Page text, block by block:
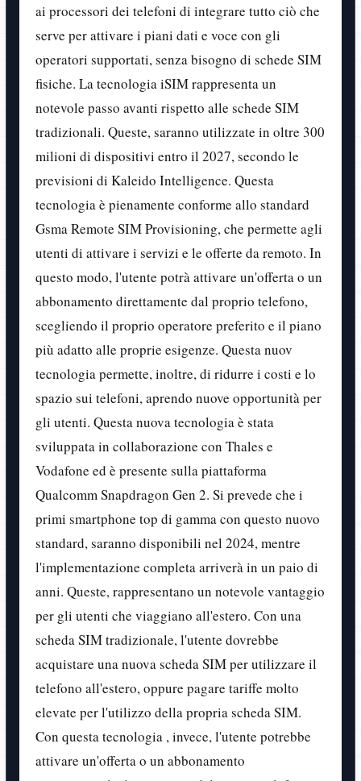
ai processori dei telefoni di integrare tutto ciò che
serve per attivare i piani dati e voce con gli
operatori supportati, senza bisogno di schede SIM
fisiche. La tecnologia iSIM rappresenta un
notevole passo avanti rispetto alle schede SIM
tradizionali. Queste, saranno utilizzate in oltre 300
milioni di dispositivi entro il 2027, secondo le
previsioni di Kaleido Intelligence. Questa
tecnologia è pienamente conforme allo standard
Gsma Remote SIM Provisioning, che permette agli
utenti di attivare i servizi e le offerte da remoto. In
questo modo, l'utente potrà attivare un'offerta o un
abbonamento direttamente dal proprio telefono,
scegliendo il proprio operatore preferito e il piano
più adatto alle proprie esigenze. Questa nuov
tecnologia permette, inoltre, di ridurre i costi e lo
spazio sui telefoni, aprendo nuove opportunità per
gli utenti. Questa nuova tecnologia è stata
sviluppata in collaborazione con Thales e
Vodafone ed è presente sulla piattaforma
Qualcomm Snapdragon Gen 2. Si prevede che i
primi smartphone top di gamma con questo nuovo
standard, saranno disponibili nel 2024, mentre
l'implementazione completa arriverà in un paio di
anni. Queste, rappresentano un notevole vantaggio
per gli utenti che viaggiano all'estero. Con una
scheda SIM tradizionale, l'utente dovrebbe
acquistare una nuova scheda SIM per utilizzare il
telefono all'estero, oppure pagare tariffe molto
elevate per l'utilizzo della propria scheda SIM.
Con questa tecnologia , invece, l'utente potrebbe
attivare un'offerta o un abbonamento